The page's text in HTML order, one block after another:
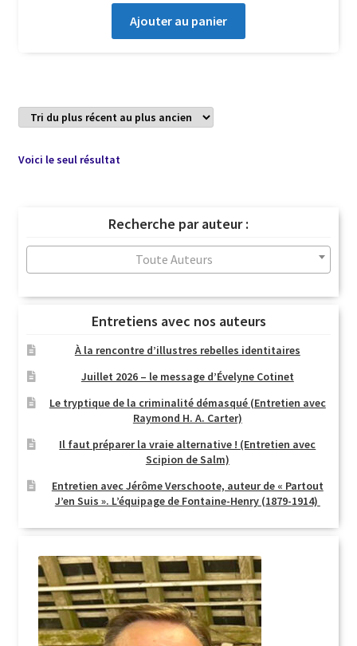
Ajouter au panier
Voici le seul résultat
Recherche par auteur :
Toute Auteurs
Entretiens avec nos auteurs
À la rencontre d’illustres rebelles identitaires
Juillet 2026 – le message d’Évelyne Cotinet
Le tryptique de la criminalité démasqué (Entretien avec
Raymond H. A. Carter)
Il faut préparer la vraie alternative ! (Entretien avec
Scipion de Salm)
Entretien avec Jérôme Verschoote, auteur de « Partout
J’en Suis ». L’équipage de Fontaine-Henry (1879-1914)